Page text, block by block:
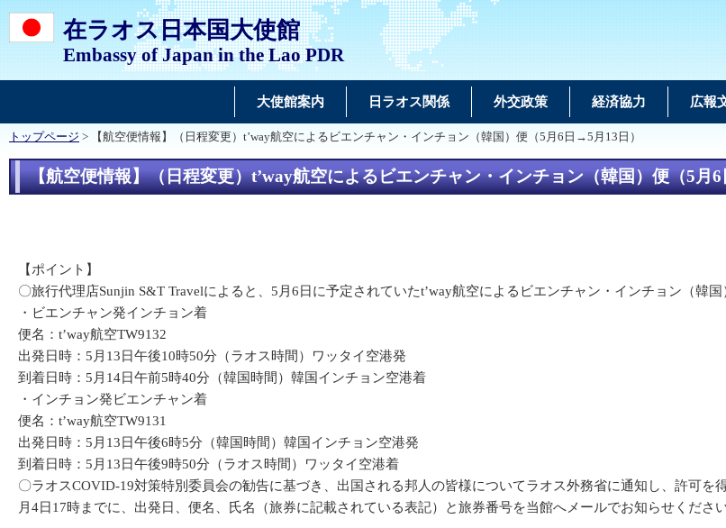
在ラオス日本国大使館
Embassy of Japan in the Lao PDR
大使館案内 日ラオス関係 外交政策 経済協力 広報
トップページ > 【航空便情報】（日程変更）t’way航空によるビエンチャン・インチョン（韓国）便（5月6日→5月13日）
【航空便情報】（日程変更）t’way航空によるビエンチャン・インチョン（韓国）便（5月
【ポイント】
〇旅行代理店Sunjin S&T Travelによると、5月6日に予定されていたt’way航空によるビエンチャン・インチョン（韓
・ビエンチャン発インチョン着
便名：t’way航空TW9132
出発日時：5月13日午後10時50分（ラオス時間）ワッタイ空港発
到着日時：5月14日午前5時40分（韓国時間）韓国インチョン空港着
・インチョン発ビエンチャン着
便名：t’way航空TW9131
出発日時：5月13日午後6時5分（韓国時間）韓国インチョン空港発
到着日時：5月13日午後9時50分（ラオス時間）ワッタイ空港着
〇ラオスCOVID-19対策特別委員会の勧告に基づき、出国される邦人の皆様についてラオス外務省に通知し、許可
月4日17時までに、出発日、便名、氏名（旅券に記載されている表記）と旅券番号を当館へメールでお知らせください